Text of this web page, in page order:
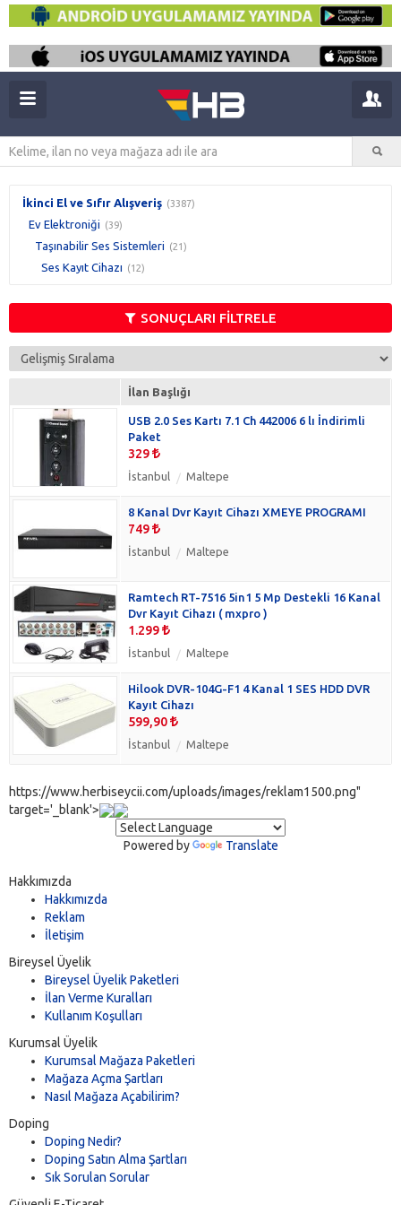
İkinci El ve Sıfır Alışveriş (3387)
Ev Elektroniği (39)
Taşınabilir Ses Sistemleri (21)
Ses Kayıt Cihazı (12)
SONUÇLARI FİLTRELE
İlan Başlığı
USB 2.0 Ses Kartı 7.1 Ch 442006 6 lı İndirimli
Paket
329
İstanbul Maltepe
8 Kanal Dvr Kayıt Cihazı XMEYE PROGRAMI
749
İstanbul Maltepe
Ramtech RT-7516 5in1 5 Mp Destekli 16 Kanal
Dvr Kayıt Cihazı ( mxpro )
1.299
İstanbul Maltepe
Hilook DVR-104G-F1 4 Kanal 1 SES HDD DVR
Kayıt Cihazı
599,90
İstanbul Maltepe
https://www.herbiseycii.com/uploads/images/reklam1500.png"
target='_blank'>
Powered by Translate
Hakkımızda
Hakkımızda
Reklam
İletişim
Bireysel Üyelik
Bireysel Üyelik Paketleri
İlan Verme Kuralları
Kullanım Koşulları
Kurumsal Üyelik
Kurumsal Mağaza Paketleri
Mağaza Açma Şartları
Nasıl Mağaza Açabilirim?
Doping
Doping Nedir?
Doping Satın Alma Şartları
Sık Sorulan Sorular